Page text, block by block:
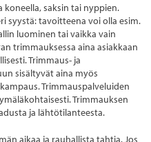
saksin tai nyppien.
syystä: tavoitteena voi olla esim.
luominen tai vaikka vain
trimmauksessa aina asiakkaan
Trimmaus- ja
sisältyvät aina myös
Trimmauspalveluiden
Trimmauksen
ja lähtötilanteesta.
aikaa ja rauhallista tahtia. Jos